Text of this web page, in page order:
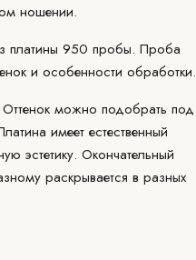
ношении.
платины 950 пробы. Проба
и особенности обработки.
Оттенок можно подобрать под
имеет естественный
эстетику. Окончательный
раскрывается в разных